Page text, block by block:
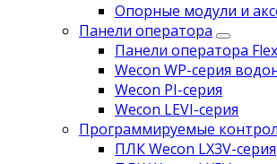
Опорные модули и
Панели оператора
Панели оператора
Wecon WP-серия
Wecon PI-серия
Wecon LEVI-серия
Программируемые
ПЛК Wecon LX3V-серия